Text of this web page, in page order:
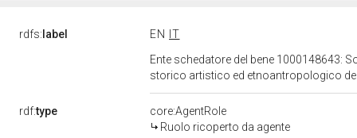
rdfs: label EN
IT
Ente schedatore del bene 1000148643:
storico artistico ed etnoantropologico
rdf:type
core:AgentRole
Ruolo ricoperto da agente